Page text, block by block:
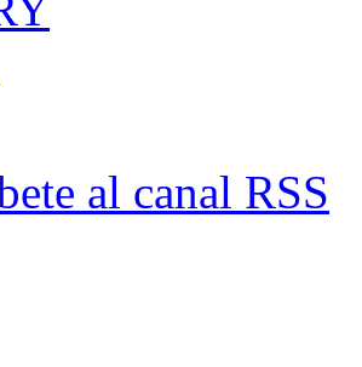
al canal RSS